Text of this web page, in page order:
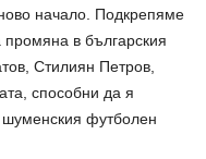
начало. Подкрепяме
промяна в българския
Стилиян Петров,
способни да я
футболен